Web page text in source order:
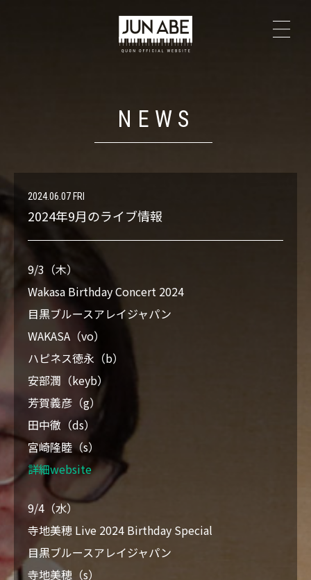
TOP
VIDEO
NEWS
2024.06.07 FRI
2024年9月のライブ情報
9/3（木）
Wakasa Birthday Concert 2024
目黒ブルースアレイジャパン
WAKASA（vo）
ハピネス徳永（b）
安部潤（keyb）
芳賀義彦（g）
田中徹（ds）
宮崎隆睦（s）
詳細website
9/4（水）
寺地美穂 Live 2024 Birthday Special
目黒ブルースアレイジャパン
寺地美穂（s）